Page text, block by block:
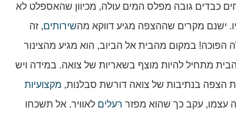
כבדים גובה מפלס המים עולה, מכיוון שהאספלט לא
ישנם מקרים שההצפה מגיע דווקא מהשירותים, זה
הפוכה! במקום מהבית אל הביוב, הוא מגיע מהצינור
מתחיל להיות מוצף בשאריות של צואה. במידה ויש
בנתיבות של צואה דורשת סבלנות, מקצועיות
עצמו, עקב כך שהוא מפזר רעלים לאוויר. אל תשכחו